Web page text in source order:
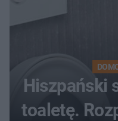
Hiszpański
toaletę.